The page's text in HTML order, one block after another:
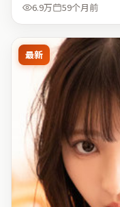
6.9万
59个月前
最新